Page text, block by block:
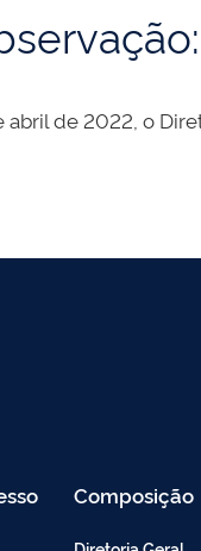
abril de 2022, o
Composição